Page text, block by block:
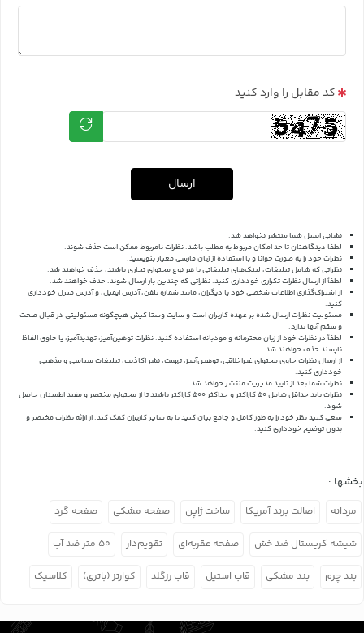
کد مقابل را وارد کنید
ارسال
نشانی ایمیل شما منتشر نخواهد شد.
لطفا دیدگاهتان تا حد امکان مربوط به مطلب باشد. نظرات نامربوط ممکن است حذف شوند.
نظرات خود را به صورت خوانا و با استفاده از زبان فارسی معیار بنویسید.
نظراتی که شامل تبلیغات، لینک‌های تبلیغاتی یا هر نوع محتوای تجاری باشند، حذف خواهند شد.
لطفاً از ارسال نظرات تکراری خودداری کنید. نظراتی که چندین بار ارسال شوند، حذف خواهند شد.
از اشتراک‌گذاری اطلاعات شخصی خود یا دیگران، مانند شماره تلفن، آدرس ایمیل، و آدرس منزل خودداری
کنید.
مسئولیت نظرات ارسال شده بر عهده کاربران است و سایت وستا کیش هیچگونه مسئولیتی در قبال صحت
و سقم آنها ندارد.
لطفاً در نظرات خود از زبان محترمانه و مودبانه استفاده کنید. نظرات توهین‌آمیز، تهدیدآمیز، یا حاوی الفاظ
ناپسند حذف خواهند شد.
از ارسال نظرات حاوی محتوای غیراخلاقی، توهین‌آمیز، تهمت، نشر اکاذیب، تبلیغات سیاسی و مذهبی
خودداری کنید.
نظرات شما بعد از تایید مدیریت منتشر خواهد شد.
نظرات باید حداقل شامل 50 کاراکتر و حداکثر 500 کاراکتر باشند تا از محتوای مختصر و مفید اطمینان حاصل
شود.
سعی کنید نظر خود را به طور کامل و جامع بیان کنید تا به سایر کاربران کمک کند.از ارائه نظرات مختصر و
بدون توضیح خودداری کنید.
بخشها :
مردانه اصالت برند آمریکا ساخت ژاپن صفحه مشکی صفحه گرد
شیشه کریستال ضد خش صفحه عقربه‌ای تقویم‌دار ۵۰ متر ضد آب
بند چرم بند مشکی قاب استیل قاب رزگلد کوارتز (باتری) کلاسیک